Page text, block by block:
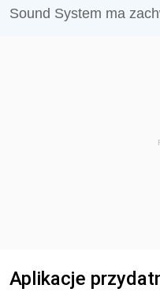
Sound System ma
Aplikacje